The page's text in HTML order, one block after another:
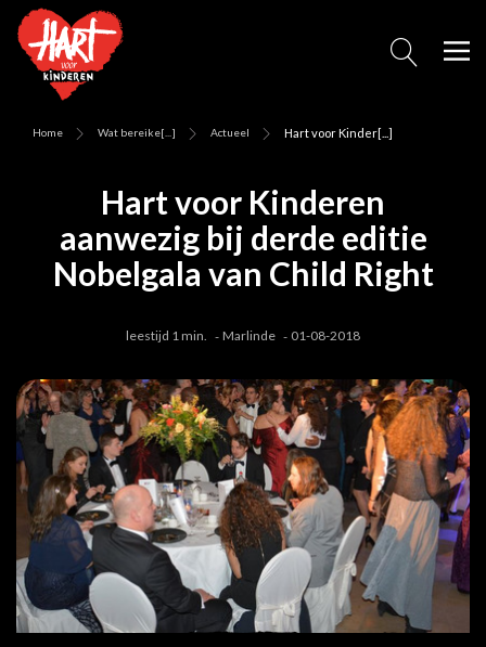
Home Wat bereike[...] Actueel Hart voor Kinder[...]
Hart voor Kinderen
aanwezig bij derde editie
Nobelgala van Child Right
leestijd 1 min. Marlinde 01-08-2018